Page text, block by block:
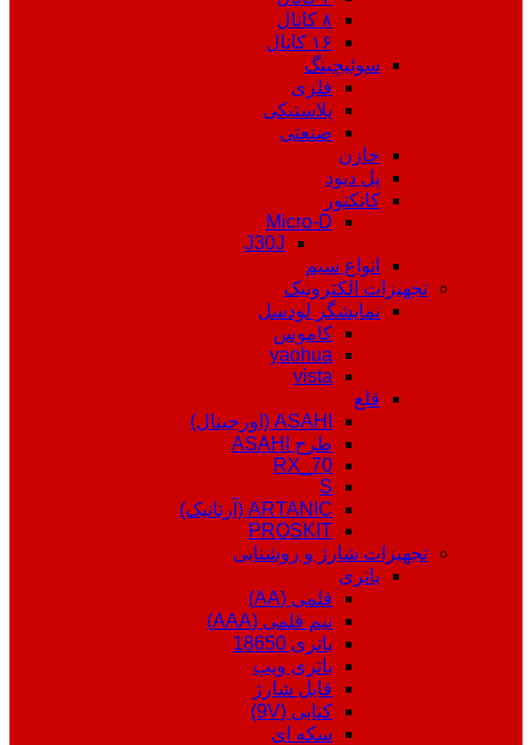
۸ کانال
۱۶ کانال
سوئیچینگ
فلزی
پلاستیکی
صنعتی
خازن
پل دیود
کانکتور
Micro-D
J30J
انواع سیم
تجهیزات الکترونیک
نمایشگر لودسل
کاموس
yaohua
vista
قلع
ASAHI (اورجینال)
طرح ASAHI
RX_70
S
ARTANIC (آرتانیک)
PROSKIT
تجهیزات شارژ و روشنایی
باتری
قلمی (AA)
نیم قلمی (AAA)
باتری 18650
باتری ویپ
قابل شارژ
کتابی (9V)
سکه ای